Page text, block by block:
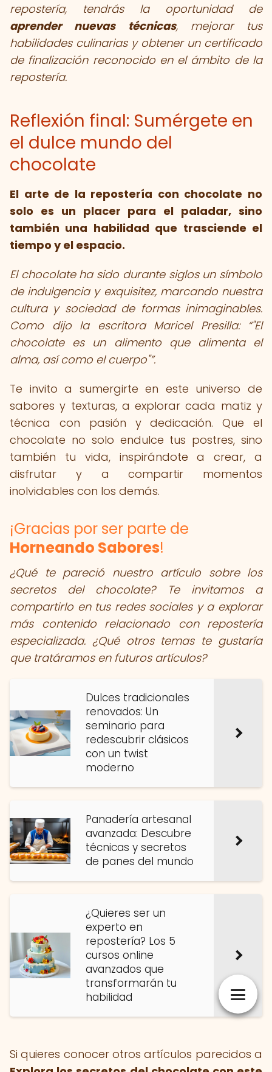
repostería, tendrás la oportunidad de
aprender nuevas técnicas, mejorar tus
habilidades culinarias y obtener un certificado
de finalización reconocido en el ámbito de la
repostería.
Reflexión final: Sumérgete en
el dulce mundo del
chocolate
El arte de la repostería con chocolate no
solo es un placer para el paladar, sino
también una habilidad que trasciende el
tiempo y el espacio.
El chocolate ha sido durante siglos un símbolo
de indulgencia y exquisitez, marcando nuestra
cultura y sociedad de formas inimaginables.
Como dijo la escritora Maricel Presilla:
"El
chocolate es un alimento que alimenta el
alma, así como el cuerpo" .
Te invito a sumergirte en este universo de
sabores y texturas, a explorar cada matiz y
técnica con pasión y dedicación. Que el
chocolate no solo endulce tus postres, sino
también tu vida, inspirándote a crear, a
disfrutar y a compartir momentos
inolvidables con los demás.
¡Gracias por ser parte de
Horneando Sabores!
¿Qué te pareció nuestro artículo sobre los
secretos del chocolate? Te invitamos a
compartirlo en tus redes sociales y a explorar
más contenido relacionado con repostería
especializada. ¿Qué otros temas te gustaría
que tratáramos en futuros artículos?
Dulces tradicionales
renovados: Un
seminario para
redescubrir clásicos
con un twist
moderno
Panadería artesanal
avanzada: Descubre
técnicas y secretos
de panes del mundo
¿Quieres ser un
experto en
repostería? Los 5
cursos online
avanzados que
transformarán tu
habilidad
Si quieres conocer otros artículos parecidos a